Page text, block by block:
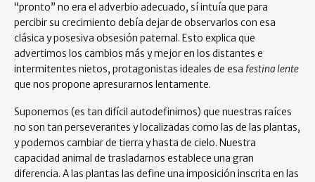
“pronto” no era el adverbio adecuado, sí intuía que para
percibir su crecimiento debía dejar de observarlos con esa
clásica y posesiva obsesión paternal. Esto explica que
advertimos los cambios más y mejor en los distantes e
intermitentes nietos, protagonistas ideales de esa festina lente
que nos propone apresurarnos lentamente.
Suponemos (es tan difícil autodefinirnos) que nuestras raíces
no son tan perseverantes y localizadas como las de las plantas,
y podemos cambiar de tierra y hasta de cielo. Nuestra
capacidad animal de trasladarnos establece una gran
diferencia. A las plantas las define una imposición inscrita en las